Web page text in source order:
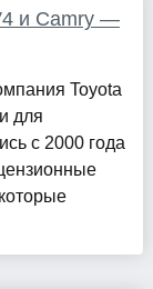
и Camry —
Toyota
для
с 2000 года